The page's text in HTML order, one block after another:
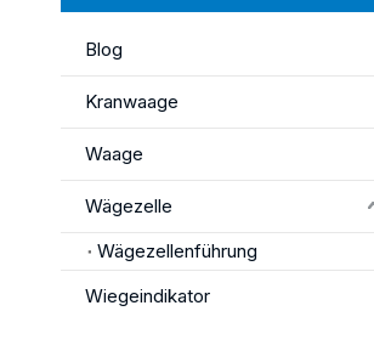
Blog
Kranwaage
Waage
Wägezelle
Wägezellenführung
Wiegeindikator